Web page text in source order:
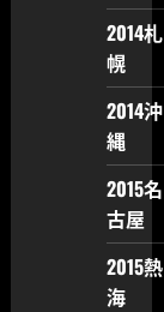
2014札
幌
2014沖
縄
2015名
古屋
2015熱
海